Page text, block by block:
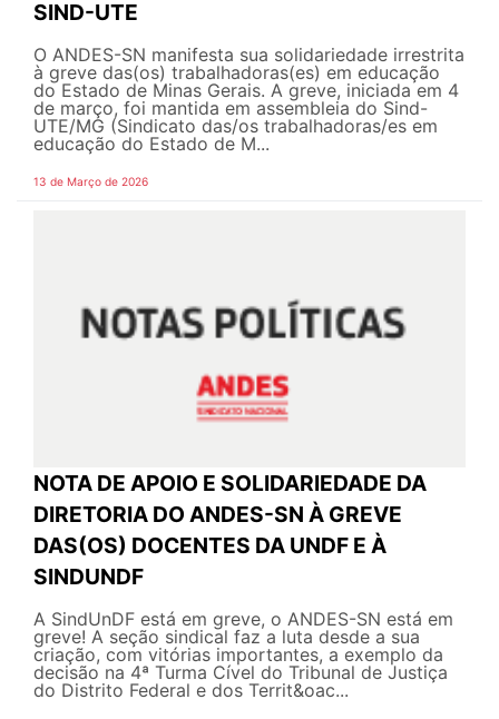
SIND-UTE
O ANDES-SN manifesta sua solidariedade irrestrita
à greve das(os) trabalhadoras(es) em educação
do Estado de Minas Gerais. A greve, iniciada em 4
de março, foi mantida em assembleia do Sind-
UTE/MG (Sindicato das/os trabalhadoras/es em
educação do Estado de M...
13 de Março de 2026
NOTA DE APOIO E SOLIDARIEDADE DA
DIRETORIA DO ANDES-SN À GREVE
DAS(OS) DOCENTES DA UNDF E À
SINDUNDF
A SindUnDF está em greve, o ANDES-SN está em
greve! A seção sindical faz a luta desde a sua
criação, com vitórias importantes, a exemplo da
decisão na 4ª Turma Cível do Tribunal de Justiça
do Distrito Federal e dos Territ&oac...